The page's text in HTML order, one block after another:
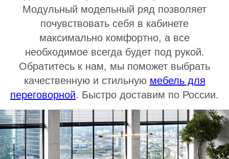
Модульный модельный ряд позволяет
почувствовать себя в кабинете
максимально комфортно, а все
необходимое всегда будет под рукой.
Обратитесь к нам, мы поможет выбрать
качественную и стильную мебель для
переговорной. Быстро доставим по России.